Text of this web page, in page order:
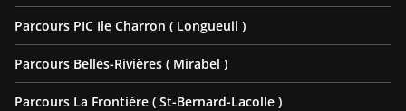
Parcours PIC Ile Charron ( Longueuil )
Parcours Belles-Rivières ( Mirabel )
Parcours La Frontière ( St-Bernard-Lacolle )